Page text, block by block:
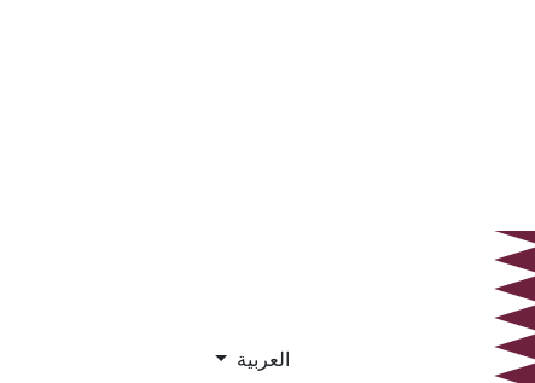
العربية